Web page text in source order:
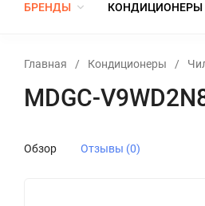
БРЕНДЫ КОНДИЦИОНЕРЫ
Главная / Кондиционеры /
MDGC-
Обзор Отзывы (0)